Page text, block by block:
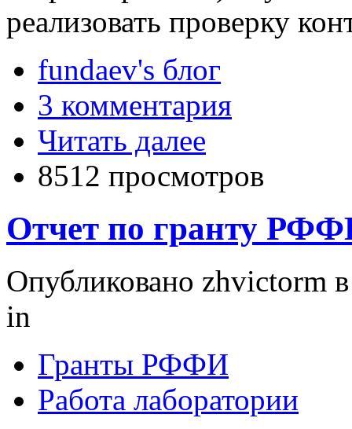
реализовать проверку
fundaev's блог
3 комментария
Читать далее
8512 просмотров
Отчет по гранту
Опубликовано zhvictorm
in
Гранты РФФИ
Работа лаборатории